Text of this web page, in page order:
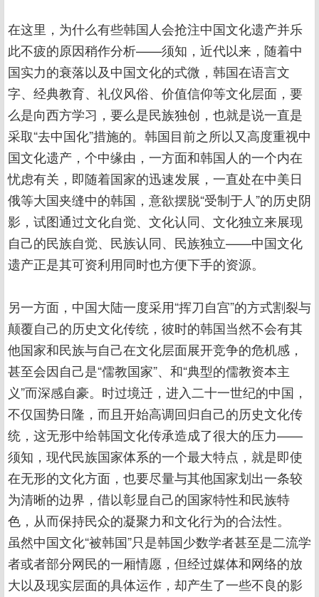
在这里，为什么有些韩国人会抢注中国文化遗产并乐
此不疲的原因稍作分析——须知，近代以来，随着中
国实力的衰落以及中国文化的式微，韩国在语言文
字、经典教育、礼仪风俗、价值信仰等文化层面，要
么是向西方学习，要么是民族独创，也就是说一直是
采取“去中国化”措施的。韩国目前之所以又高度重视中
国文化遗产，个中缘由，一方面和韩国人的一个内在
忧虑有关，即随着国家的迅速发展，一直处在中美日
俄等大国夹缝中的韩国，意欲摆脱“受制于人”的历史阴
影，试图通过文化自觉、文化认同、文化独立来展现
自己的民族自觉、民族认同、民族独立——中国文化
遗产正是其可资利用同时也方便下手的资源。
另一方面，中国大陆一度采用“挥刀自宫”的方式割裂与
颠覆自己的历史文化传统，彼时的韩国当然不会有其
他国家和民族与自己在文化层面展开竞争的危机感，
甚至会因自己是“儒教国家”、和“典型的儒教资本主
义”而深感自豪。时过境迁，进入二十一世纪的中国，
不仅国势日隆，而且开始高调回归自己的历史文化传
统，这无形中给韩国文化传承造成了很大的压力——
须知，现代民族国家体系的一个最大特点，就是即使
在无形的文化方面，也要尽量与其他国家划出一条较
为清晰的边界，借以彰显自己的国家特性和民族特
色，从而保持民众的凝聚力和文化行为的合法性。
虽然中国文化“被韩国”只是韩国少数学者甚至是二流学
者或者部分网民的一厢情愿，但经过媒体和网络的放
大以及现实层面的具体运作，却产生了一些不良的影